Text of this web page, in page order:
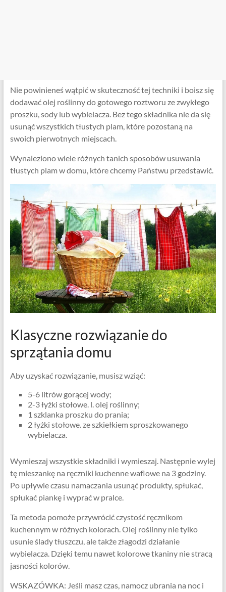
Nie powinieneś wątpić w skuteczność tej techniki i boisz się
dodawać olej roślinny do gotowego roztworu ze zwykłego
proszku, sody lub wybielacza. Bez tego składnika nie da się
usunąć wszystkich tłustych plam, które pozostaną na
swoich pierwotnych miejscach.
Wynaleziono wiele różnych tanich sposobów usuwania
tłustych plam w domu, które chcemy Państwu przedstawić.
Klasyczne rozwiązanie do
sprzątania domu
Aby uzyskać rozwiązanie, musisz wziąć:
5-6 litrów gorącej wody;
2-3 łyżki stołowe. l. olej roślinny;
1 szklanka proszku do prania;
2 łyżki stołowe. ze szkiełkiem sproszkowanego
wybielacza.
Wymieszaj wszystkie składniki i wymieszaj. Następnie wylej
tę mieszankę na ręczniki kuchenne waflowe na 3 godziny.
Po upływie czasu namaczania usunąć produkty, spłukać,
spłukać piankę i wyprać w pralce.
Ta metoda pomoże przywrócić czystość ręcznikom
kuchennym w różnych kolorach. Olej roślinny nie tylko
usunie ślady tłuszczu, ale także złagodzi działanie
wybielacza. Dzięki temu nawet kolorowe tkaniny nie stracą
jasności kolorów.
WSKAZÓWKA: Jeśli masz czas, namocz ubrania na noc i